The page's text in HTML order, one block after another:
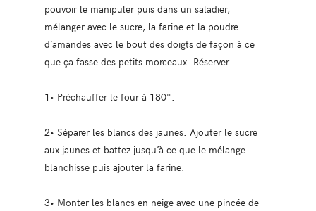
pouvoir le manipuler puis dans un saladier,
mélanger avec le sucre, la farine et la poudre
d’amandes avec le bout des doigts de façon à ce
que ça fasse des petits morceaux. Réserver.
1• Préchauffer le four à 180°.
2• Séparer les blancs des jaunes. Ajouter le sucre
aux jaunes et battez jusqu’à ce que le mélange
blanchisse puis ajouter la farine.
3• Monter les blancs en neige avec une pincée de